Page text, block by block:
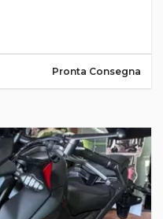
Pronta Consegna